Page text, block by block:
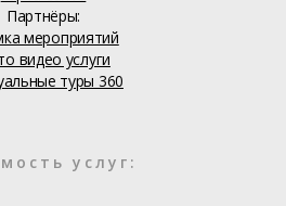
Партнёры:
мероприятий
видео услуги
туры 360
услуг: